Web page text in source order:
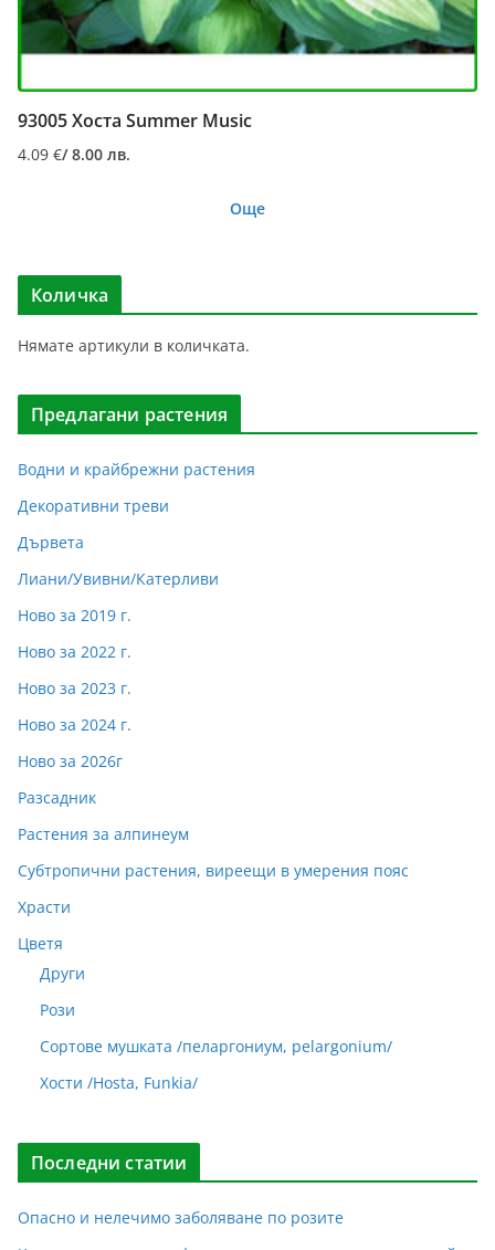
93005 Хоста Summer Music
4.09 €/ 8.00 лв.
Още
Количка
Нямате артикули в количката.
Предлагани растения
Водни и крайбрежни растения
Декоративни треви
Дървета
Лиани/Увивни/Катерливи
Ново за 2019 г.
Ново за 2022 г.
Ново за 2023 г.
Ново за 2024 г.
Ново за 2026г
Разсадник
Растения за алпинеум
Субтропични растения, виреещи в умерения пояс
Храсти
Цветя
Други
Рози
Сортове мушката /пеларгониум, pelargonium/
Хости /Hosta, Funkia/
Последни статии
Опасно и нелечимо заболяване по розите